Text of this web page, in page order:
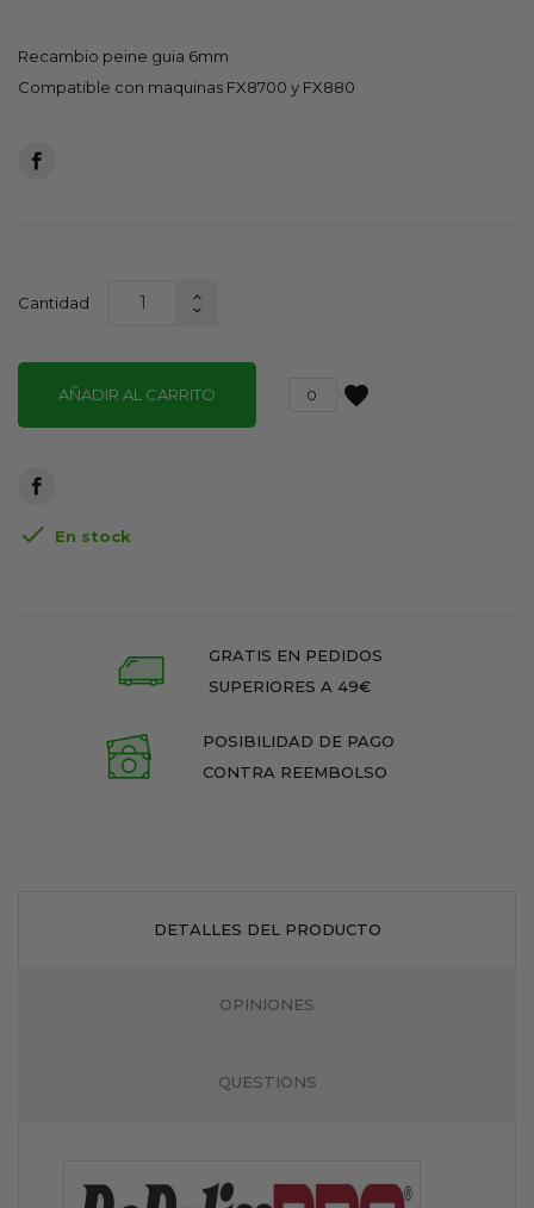
Recambio peine guia 6mm
Compatible con maquinas FX8700 y FX880
Cantidad
AÑADIR AL CARRITO favorite
0
 En stock
GRATIS EN PEDIDOS
SUPERIORES A 49€
POSIBILIDAD DE PAGO
CONTRA REEMBOLSO
DETALLES DEL PRODUCTO
OPINIONES
QUESTIONS